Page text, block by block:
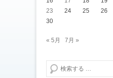
23
24 25 26
30
« 5月 7月 »
検索する